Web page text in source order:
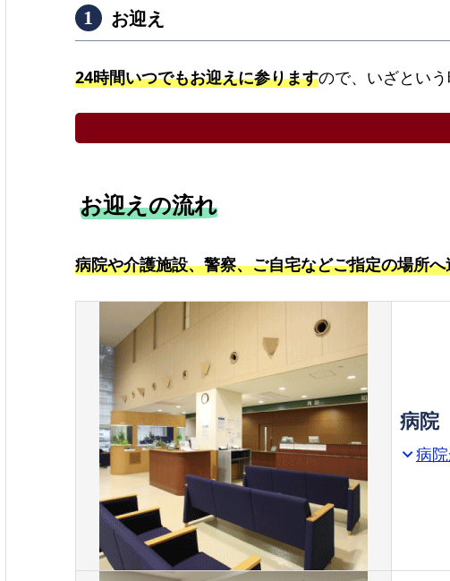
お迎え
24時間いつでもお迎えに参りますので、いざという
お迎えの流れ
病院や介護施設、警察、ご自宅などご指定の場所
病院
expand_more病